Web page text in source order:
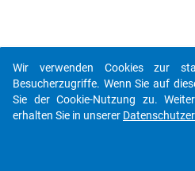
Wir verwenden Cookies zur
Besucherzugriffe. Wenn Sie auf
Sie der Cookie-Nutzung zu.
erhalten Sie in unserer